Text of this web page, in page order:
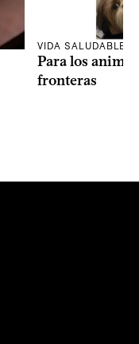
VIDA SALUDABLE
Para los
fronteras